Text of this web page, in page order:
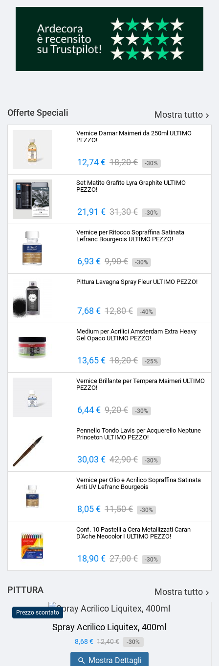
Offerte Speciali Mostra tutto 
Vernice Damar Maimeri da 250ml ULTIMO
PEZZO!
Prezzo
12,74 € Prezzo
base
18,20 € -30%
Set Matite Grafite Lyra Graphite ULTIMO
PEZZO!
Prezzo
21,91 € Prezzo
base
31,30 € -30%
Vernice per Ritocco Sopraffina Satinata
Lefranc Bourgeois ULTIMO PEZZO!
Prezzo
6,93 € Prezzo
base
9,90 € -30%
Pittura Lavagna Spray Fleur ULTIMO PEZZO!
Prezzo
7,68 € Prezzo
base
12,80 € -40%
Medium per Acrilici Amsterdam Extra Heavy
Gel Opaco ULTIMO PEZZO!
Prezzo
13,65 € Prezzo
base
18,20 € -25%
Vernice Brillante per Tempera Maimeri ULTIMO
PEZZO!
Prezzo
6,44 € Prezzo
base
9,20 € -30%
Pennello Tondo Lavis per Acquerello Neptune
Princeton ULTIMO PEZZO!
Prezzo
30,03 € Prezzo
base
42,90 € -30%
Vernice per Olio e Acrilico Sopraffina Satinata
Anti UV Lefranc Bourgeois
Prezzo
8,05 € Prezzo
base
11,50 € -30%
Conf. 10 Pastelli a Cera Metallizzati Caran
D'Ache Neocolor I ULTIMO PEZZO!
Prezzo
18,90 € Prezzo
base
27,00 € -30%
PITTURA Mostra tutto 
Prezzo scontato
Spray Acrilico Liquitex, 400ml
Prezzo
8,68 € Prezzo
base
12,40 € -30%
 Mostra Dettagli